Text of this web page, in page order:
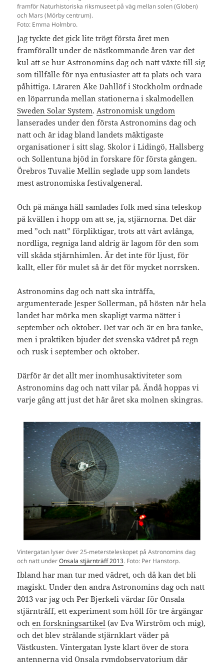
framför Naturhistoriska riksmuseet på väg mellan solen (Globen)
och Mars (Mörby centrum).
Foto: Emma Holmbro.
Jag tyckte det gick lite trögt första året men
framförallt under de nästkommande åren var det
kul att se hur Astronomins dag och natt växte till sig
som tillfälle för nya entusiaster att ta plats och vara
påhittiga. Läraren Åke Dahllöf i Stockholm ordnade
en löparrunda mellan stationerna i skalmodellen
Sweden Solar System.Astronomisk ungdom
lanserades under den första Astronomins dag och
natt och är idag bland landets mäktigaste
organisationer i sitt slag. Skolor i Lidingö, Hallsberg
och Sollentuna bjöd in forskare för första gången.
Örebros Tuvalie Mellin seglade upp som landets
mest astronomiska festivalgeneral.
Och på många håll samlades folk med sina teleskop
på kvällen i hopp om att se, ja, stjärnorna. Det där
med ”och natt” förpliktigar, trots att vårt avlånga,
nordliga, regniga land aldrig är lagom för den som
vill skåda stjärnhimlen. Är det inte för ljust, för
kallt, eller för mulet så är det för mycket norrsken.
Astronomins dag och natt ska inträffa,
argumenterade Jesper Sollerman, på hösten när hela
landet har mörka men skapligt varma nätter i
september och oktober. Det var och är en bra tanke,
men i praktiken bjuder det svenska vädret på regn
och rusk i september och oktober.
Därför är det allt mer inomhusaktiviteter som
Astronomins dag och natt vilar på. Ändå hoppas vi
varje gång att just det här året ska molnen skingras.
Vintergatan lyser över 25-metersteleskopet på Astronomins dag
och natt underOnsala stjärnträff 2013. Foto: Per Hanstorp.
Ibland har man tur med vädret, och då kan det bli
magiskt. Under den andra Astronomins dag och natt
2013 var jag och Per Bjerkeli värdar för Onsala
stjärnträff, ett experiment som höll för tre årgångar
ochen forskningsartikel (av Eva Wirström och mig),
och det blev strålande stjärnklart väder på
Västkusten. Vintergatan lyste klart över de stora
antennerna vid Onsala rymdobservatorium där